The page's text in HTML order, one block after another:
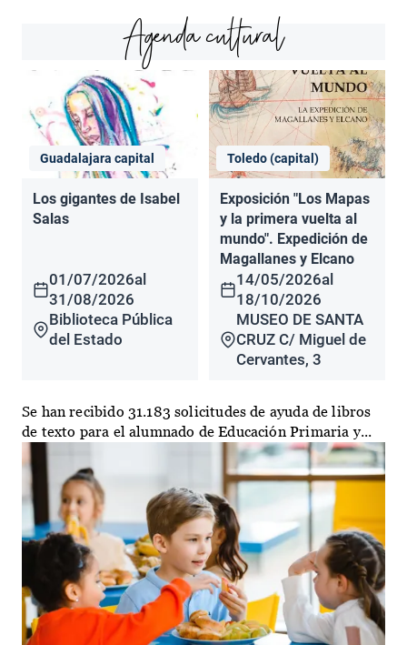
Agenda cultural
Guadalajara capital
Los gigantes de Isabel
Salas
01/07/2026al
31/08/2026
Biblioteca Pública
del Estado
Toledo (capital)
Exposición "Los Mapas
y la primera vuelta al
mundo". Expedición de
Magallanes y Elcano
14/05/2026al
18/10/2026
MUSEO DE SANTA
CRUZ C/ Miguel de
Cervantes, 3
Se han recibido 31.183 solicitudes de ayuda de libros
de texto para el alumnado de Educación Primaria y...